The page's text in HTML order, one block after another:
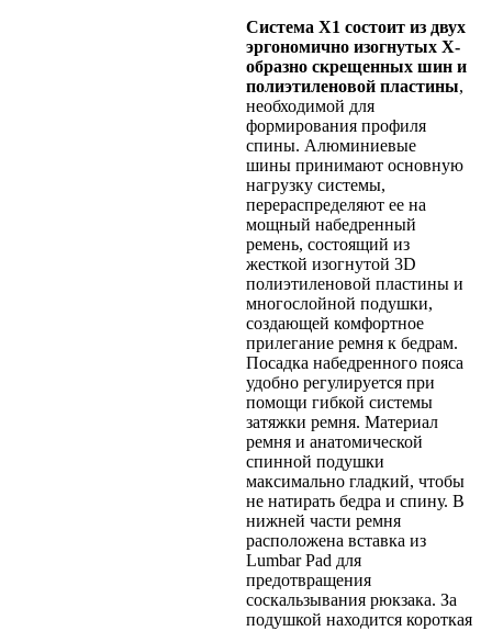
Система Х1 состоит из двух
эргономично изогнутых X-
образно скрещенных шин и
полиэтиленовой пластины,
необходимой для
формирования профиля
спины. Алюминиевые
шины принимают основную
нагрузку системы,
перераспределяют ее на
мощный набедренный
ремень, состоящий из
жесткой изогнутой 3D
полиэтиленовой пластины и
многослойной подушки,
создающей комфортное
прилегание ремня к бедрам.
Посадка набедренного пояса
удобно регулируется при
помощи гибкой системы
затяжки ремня. Материал
ремня и анатомической
спинной подушки
максимально гладкий, чтобы
не натирать бедра и спину. В
нижней части ремня
расположена вставка из
Lumbar Pad для
предотвращения
соскальзывания рюкзака. За
подушкой находится короткая